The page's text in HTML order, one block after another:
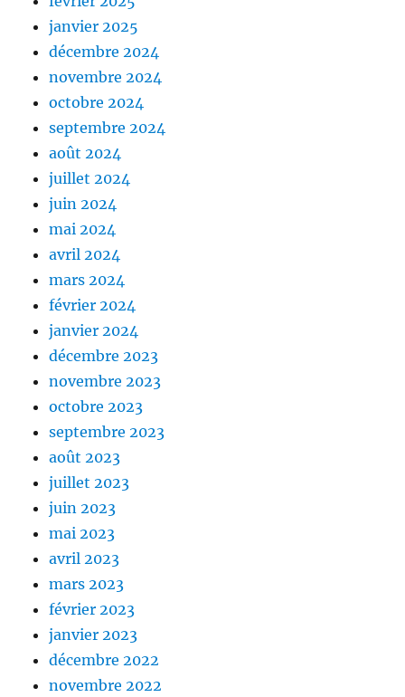
janvier 2025
décembre 2024
novembre 2024
octobre 2024
septembre 2024
août 2024
juillet 2024
juin 2024
mai 2024
avril 2024
mars 2024
février 2024
janvier 2024
décembre 2023
novembre 2023
octobre 2023
septembre 2023
août 2023
juillet 2023
juin 2023
mai 2023
avril 2023
mars 2023
février 2023
janvier 2023
décembre 2022
novembre 2022